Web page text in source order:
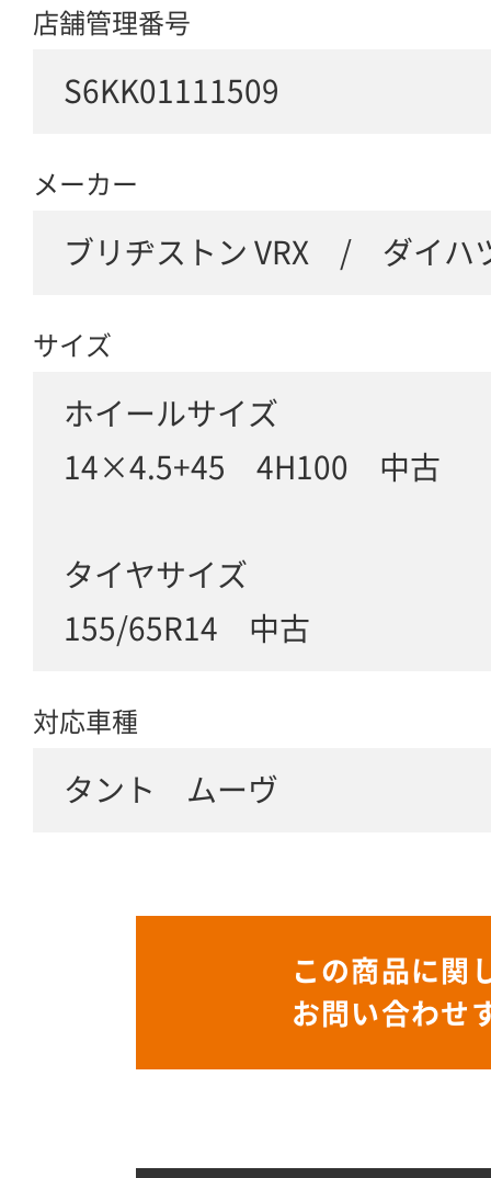
店舗管理番号
S6KK01111509
メーカー
ブリヂストン VRX / ダイハ
サイズ
ホイールサイズ
14×4.5+45 4H100 中古
タイヤサイズ
155/65R14 中古
対応車種
タント ムーヴ
この商品に関
お問い合わせ